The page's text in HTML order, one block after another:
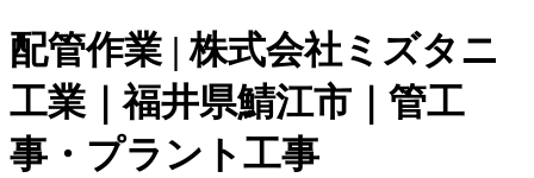
配管作業 | 株式会社ミズタニ
工業｜福井県鯖江市｜管工
事・プラント工事